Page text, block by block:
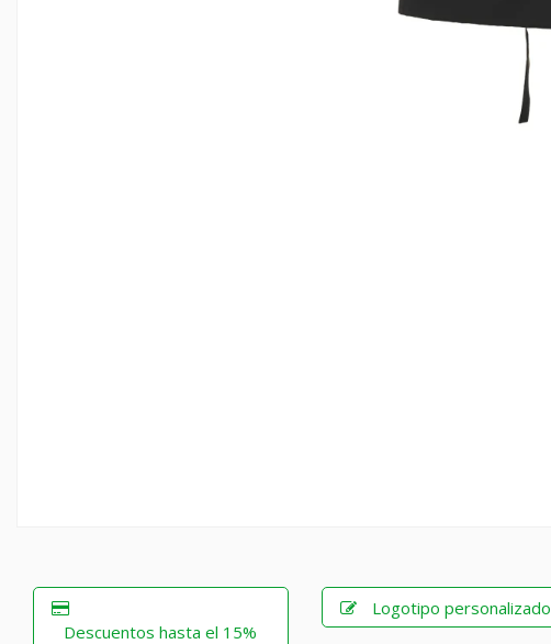
Descuentos hasta el 15%
Logotipo personalizado